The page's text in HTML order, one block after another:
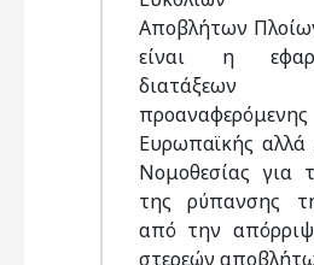
Αποβλήτων
είναι η
Ευρωπαϊκής αλλά
Νομοθεσίας για
της ρύπανσης
από την
στερεών